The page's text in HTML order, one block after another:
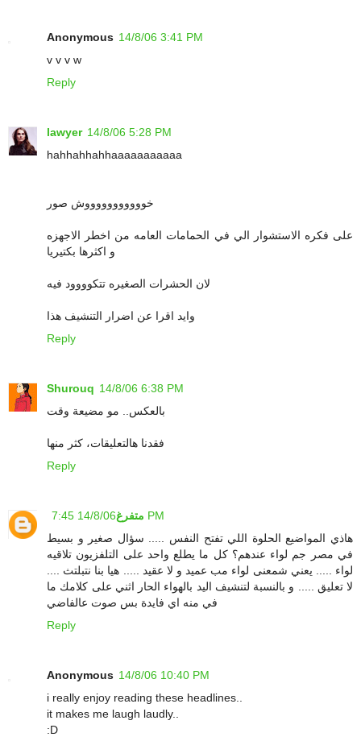
Anonymous 14/8/06 3:41 PM
v v v w
Reply
lawyer 14/8/06 5:28 PM
hahhahhahhaaaaaaaaaaa
خوووووووووووش صور
على فكره الاستشوار الي في الحمامات العامه من اخطر الاجهزه
و اكثرها بكتيريا
لان الحشرات الصغيره تتكوووود فيه
وايد اقرا عن اضرار التنشيف هذا
Reply
Shurouq 14/8/06 6:38 PM
بالعكس.. مو مضيعة وقت
فقدنا هالتعليقات، كثر منها
Reply
متفرغ 14/8/06 7:45 PM
هاذي المواضيع الحلوة اللي تفتح النفس ..... سؤال صغير و بسيط
في مصر جم لواء عندهم؟ كل ما يطلع واحد على التلفزيون تلاقيه
لواء ..... يعني شمعنى لواء مب عميد و لا عقيد ..... هيا بنا نتبلتث ....
لا تعليق ..... و بالنسبة لتنشيف اليد بالهواء الحار اثني على كلامك ما
في منه اي فايدة بس صوت عالفاضي
Reply
Anonymous 14/8/06 10:40 PM
i really enjoy reading these headlines..
it makes me laugh laudly..
:D